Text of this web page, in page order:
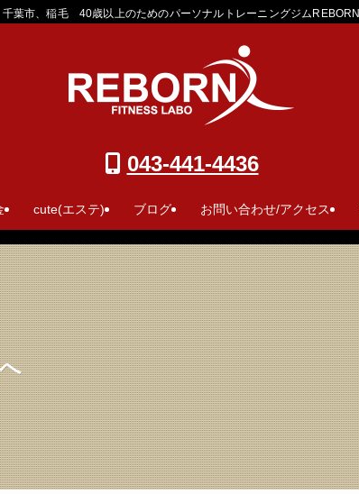
千葉市、稲毛 40歳以上のためのパーソナルトレーニングジムREBORN
cute(エステ) ブログ お問い合わせ/アクセス
043-441-4436